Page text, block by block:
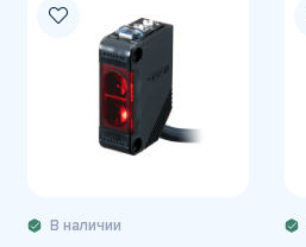
В наличии